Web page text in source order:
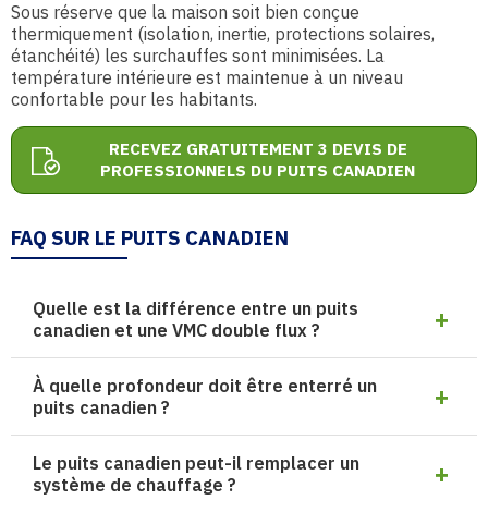
Sous réserve que la maison soit bien conçue
thermiquement (isolation, inertie, protections solaires,
étanchéité) les surchauffes sont minimisées. La
température intérieure est maintenue à un niveau
confortable pour les habitants.
RECEVEZ GRATUITEMENT 3 DEVIS DE
PROFESSIONNELS DU PUITS CANADIEN
FAQ SUR LE PUITS CANADIEN
Quelle est la différence entre un puits
canadien et une VMC double flux ?
À quelle profondeur doit être enterré un
puits canadien ?
Le puits canadien peut-il remplacer un
système de chauffage ?